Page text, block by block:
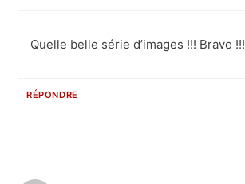
Quelle belle série d’images !!! Bravo !!!
RÉPONDRE